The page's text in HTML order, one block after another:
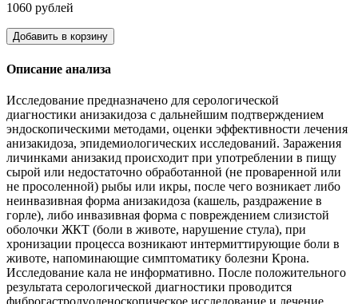
1060 рублей
Добавить в корзину
Описание анализа
Исследование предназначено для серологической
диагностики анизакидоза с дальнейшим подтверждением
эндоскопическими методами, оценки эффективности лечения
анизакидоза, эпидемиологических исследований. Заражения
личинками анизакид происходит при употреблении в пищу
сырой или недостаточно обработанной (не проваренной или
не просоленной) рыбы или икры, после чего возникает либо
неинвазивная форма анизакидоза (кашель, раздражение в
горле), либо инвазивная форма с повреждением слизистой
оболочки ЖКТ (боли в животе, нарушение стула), при
хронизации процесса возникают интермиттирующие боли в
животе, напоминающие симптоматику болезни Крона.
Исследование кала не информативно. После положительного
результата серологической диагностики проводится
фиброгастродуоденоскопическое исследование и лечение